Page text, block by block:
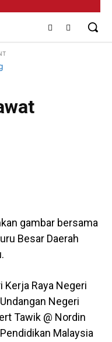
gambar bersama
Besar Daerah
Kerja Raya Negeri
Negeri
Tawik @ Nordin
Malaysia